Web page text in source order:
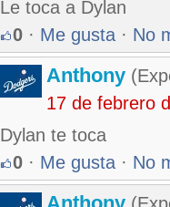
Le toca a Dylan
0 · Me gusta · No
Anthony
17 de febrero
Dylan te toca
0 · Me gusta · No